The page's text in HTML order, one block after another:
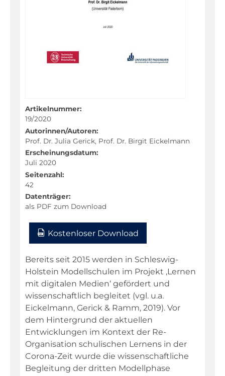
Artikelnummer:
19/2020
Autorinnen/Autoren:
Prof. Dr. Julia Gerick, Prof. Dr. Birgit Eickelmann
Erscheinungsdatum:
Juli 2020
Seitenzahl:
42
Datenträger:
als PDF zum Download
Kostenloser Download
Bereits seit 2015 werden in Schleswig-
Holstein Modellschulen im Projekt ‚Lernen
mit digitalen Medien‘ gefördert und
wissenschaftlich begleitet (vgl. u.a.
Eickelmann, Gerick & Ramm, 2019). Vor
dem Hintergrund der aktuellen
Entwicklungen im Kontext der Re-
Organisation schulischen Lernens in der
Corona-Zeit wurde die wissenschaftliche
Begleitung der dritten Modellphase